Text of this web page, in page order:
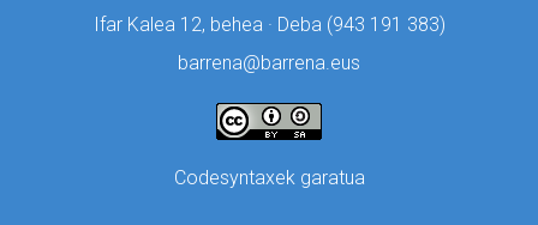
Ifar Kalea 12, behea · Deba (943 191 383)
barrena@barrena.eus
Codesyntaxek garatua